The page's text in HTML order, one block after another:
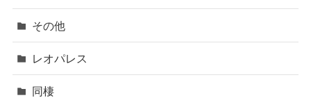
その他
レオパレス
同棲